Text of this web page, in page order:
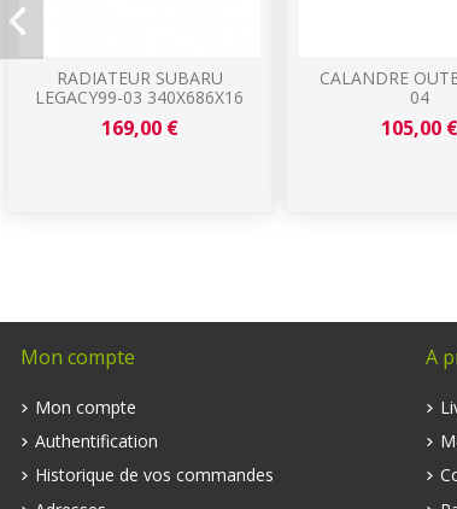
RADIATEUR SUBARU
LEGACY99-03 340X686X16
169,00 €
CALANDRE
04
105,00 €
Mon compte
Mon compte
Authentification
Historique de vos commandes
A